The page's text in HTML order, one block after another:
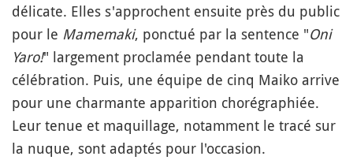
délicate. Elles s'approchent ensuite près du public
pour le Mamemaki, ponctué par la sentence "Oni
Yaro!" largement proclamée pendant toute la
célébration. Puis, une équipe de cinq Maiko arrive
pour une charmante apparition chorégraphiée.
Leur tenue et maquillage, notamment le tracé sur
la nuque, sont adaptés pour l'occasion.